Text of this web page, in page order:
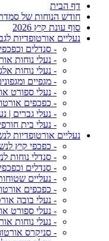
דף הבית
חודש הנוחות של
סוף עונת קיץ 2026
נעליים אורטופדיות
- סנדלים
- נעלי נוחות
- נעלי נוחות
- מגפיים
- נעלי ספורט
- כפכפים
- נעלי גברים |
- נעלי בית
נעליים אורטופדיות
- כפכפי קיץ
- סנדלי נוחות
- סנדלים
- נעליים
- כפכפים
- נעלי בובה
- נעלי ספורט
- נעלי נוחות
- סניקרס